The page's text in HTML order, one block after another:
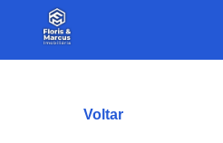
Voltar